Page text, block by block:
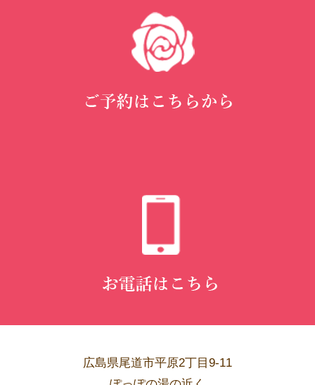
広島県尾道市平原2丁目9-11